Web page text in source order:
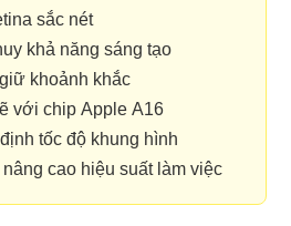
sắc nét
khả năng sáng tạo
khoảnh khắc
với chip Apple A16
tốc độ khung hình
cao hiệu suất làm việc